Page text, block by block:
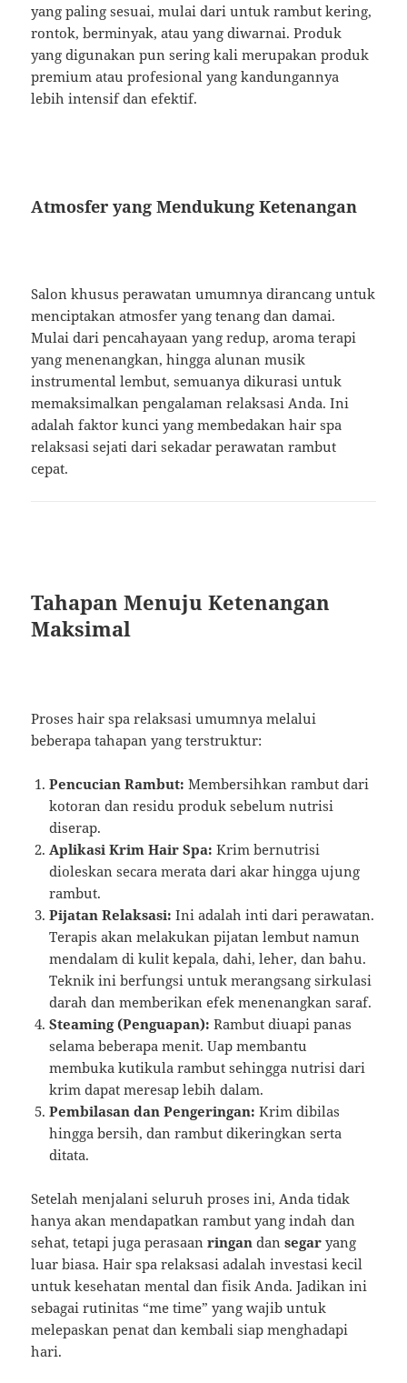
yang paling sesuai, mulai dari untuk rambut kering,
rontok, berminyak, atau yang diwarnai. Produk
yang digunakan pun sering kali merupakan produk
premium atau profesional yang kandungannya
lebih intensif dan efektif.
Atmosfer yang Mendukung Ketenangan
Salon khusus perawatan umumnya dirancang untuk
menciptakan atmosfer yang tenang dan damai.
Mulai dari pencahayaan yang redup, aroma terapi
yang menenangkan, hingga alunan musik
instrumental lembut, semuanya dikurasi untuk
memaksimalkan pengalaman relaksasi Anda. Ini
adalah faktor kunci yang membedakan hair spa
relaksasi sejati dari sekadar perawatan rambut
cepat.
Tahapan Menuju Ketenangan
Maksimal
Proses hair spa relaksasi umumnya melalui
beberapa tahapan yang terstruktur:
Pencucian Rambut: Membersihkan rambut dari
kotoran dan residu produk sebelum nutrisi
diserap.
Aplikasi Krim Hair Spa: Krim bernutrisi
dioleskan secara merata dari akar hingga ujung
rambut.
Pijatan Relaksasi: Ini adalah inti dari perawatan.
Terapis akan melakukan pijatan lembut namun
mendalam di kulit kepala, dahi, leher, dan bahu.
Teknik ini berfungsi untuk merangsang sirkulasi
darah dan memberikan efek menenangkan saraf.
Steaming (Penguapan): Rambut diuapi panas
selama beberapa menit. Uap membantu
membuka kutikula rambut sehingga nutrisi dari
krim dapat meresap lebih dalam.
Pembilasan dan Pengeringan: Krim dibilas
hingga bersih, dan rambut dikeringkan serta
ditata.
Setelah menjalani seluruh proses ini, Anda tidak
hanya akan mendapatkan rambut yang indah dan
sehat, tetapi juga perasaanringan dansegar yang
luar biasa. Hair spa relaksasi adalah investasi kecil
untuk kesehatan mental dan fisik Anda. Jadikan ini
sebagai rutinitas “me time” yang wajib untuk
melepaskan penat dan kembali siap menghadapi
hari.